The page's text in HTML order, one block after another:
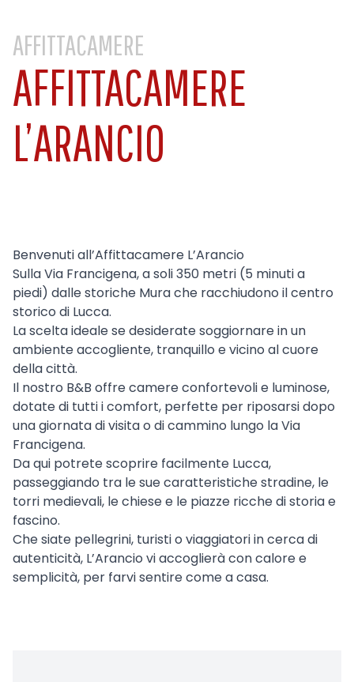
AFFITTACAMERE
AFFITTACAMERE
L’ARANCIO
Benvenuti all’Affittacamere L’Arancio
Sulla Via Francigena, a soli 350 metri (5 minuti a
piedi) dalle storiche Mura che racchiudono il centro
storico di Lucca.
La scelta ideale se desiderate soggiornare in un
ambiente accogliente, tranquillo e vicino al cuore
della città.
Il nostro B&B offre camere confortevoli e luminose,
dotate di tutti i comfort, perfette per riposarsi dopo
una giornata di visita o di cammino lungo la Via
Francigena.
Da qui potrete scoprire facilmente Lucca,
passeggiando tra le sue caratteristiche stradine, le
torri medievali, le chiese e le piazze ricche di storia e
fascino.
Che siate pellegrini, turisti o viaggiatori in cerca di
autenticità, L’Arancio vi accoglierà con calore e
semplicità, per farvi sentire come a casa.